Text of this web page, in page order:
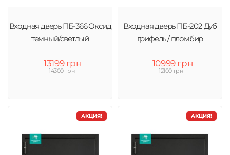
Входная дверь ПБ-366 Оксид
темный/светлый
13199 грн
14300 грн
Входная дверь ПБ-202 Дуб
грифель / пломбир
10999 грн
12100 грн
АКЦИЯ! АКЦИЯ!